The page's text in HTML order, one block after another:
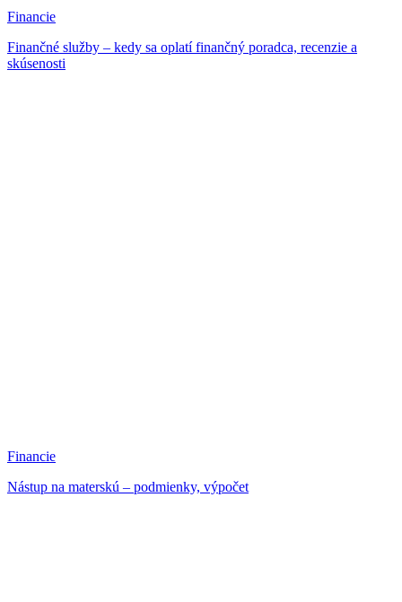
Financie
Finančné služby – kedy sa oplatí finančný poradca, recenzie a
skúsenosti
Financie
Nástup na materskú – podmienky, výpočet